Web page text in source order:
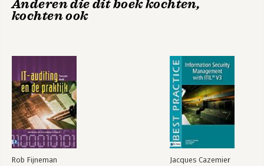
Routledge
Companion to
Managing Digital
Outsourcing
Bekijk alle boeken
9. Governance Factors - The Recipient
Appendix: overview of the investigated case studies
Index
Anderen die dit boek kochten,
kochten ook
Rob Fijneman Jacques Cazemier